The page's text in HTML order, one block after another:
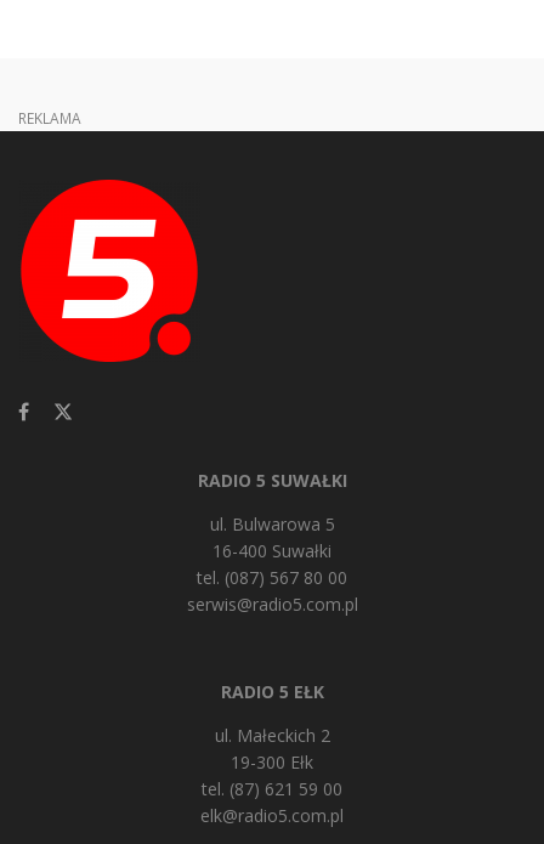
REKLAMA
RADIO 5 SUWAŁKI
ul. Bulwarowa 5
16-400 Suwałki
tel. (087) 567 80 00
serwis@radio5.com.pl
RADIO 5 EŁK
ul. Małeckich 2
19-300 Ełk
tel. (87) 621 59 00
elk@radio5.com.pl